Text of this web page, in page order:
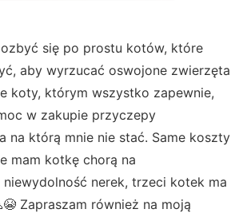
się po prostu kotów, które
aby wyrzucać oswojone zwierzęta
koty, którym wszystko zapewnie,
w zakupie przyczepy
na którą mnie nie stać. Same koszty
mam kotkę chorą na
nerek, trzeci kotek ma
Zapraszam również na moją